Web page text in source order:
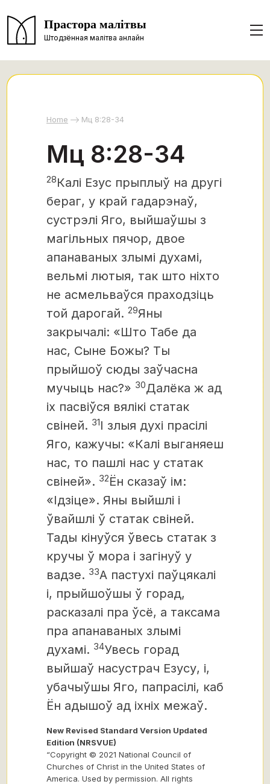
Прастора малітвы
Штодзённая малітва анлайн
Home Мц 8:28-34
Мц 8:28-34
28Калі Езус прыплыў на другі
бераг, у край гадарэнаў,
сустрэлі Яго, выйшаўшы з
магільных пячор, двое
апанаваных злымі духамі,
вельмі лютыя, так што ніхто
не асмельваўся праходзіць
той дарогай. 29Яны
закрычалі: «Што Табе да
нас, Сыне Божы? Ты
прыйшоў сюды заўчасна
мучыць нас?» 30Далёка ж ад
іх пасвіўся вялікі статак
свіней. 31І злыя духі прасілі
Яго, кажучы: «Калі выганяеш
нас, то пашлі нас у статак
свіней». 32Ён сказаў ім:
«Ідзіце». Яны выйшлі і
ўвайшлі ў статак свіней.
Тады кінуўся ўвесь статак з
кручы ў мора і загінуў у
вадзе. 33А пастухі паўцякалі
і, прыйшоўшы ў горад,
расказалі пра ўсё, а таксама
пра апанаваных злымі
духамі. 34Увесь горад
выйшаў насустрач Езусу, і,
убачыўшы Яго, папрасілі, каб
Ён адышоў ад іхніх межаў.
New Revised Standard Version Updated
Edition (NRSVUE)
“Copyright © 2021 National Council of
Churches of Christ in the United States of
America. Used by permission. All rights